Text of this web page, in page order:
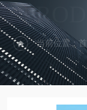
当前位置：